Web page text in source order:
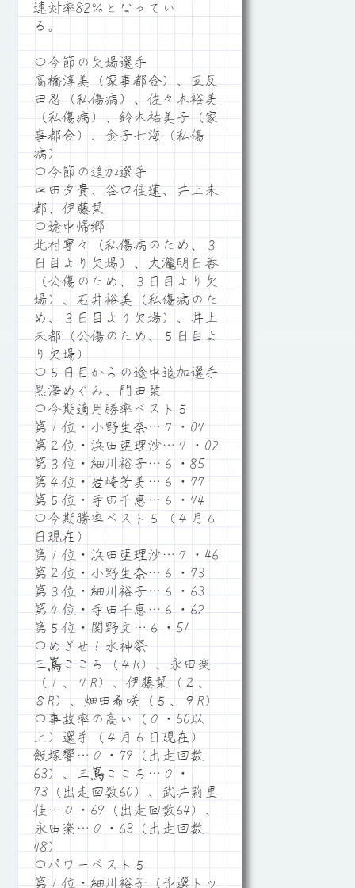
連対率82％となってい
る。
〇今節の欠場選手
高橋淳美（家事都合）、五反
田忍（私傷病）、佐々木裕美
（私傷病）、鈴木祐美子（家
事都合）、金子七海（私傷
病）
〇今節の追加選手
中田夕貴、谷口佳蓮、井上未
都、伊藤栞
〇途中帰郷
北村寧々（私傷病のため、３
日目より欠場）、大瀧明日香
（公傷のため、３日目より欠
場）、石井裕美（私傷病のた
め、３日目より欠場）、井上
未都（公傷のため、５日目よ
り欠場）
〇５日目からの途中追加選手
黒澤めぐみ、門田栞
〇今期適用勝率ベスト５
第１位・小野生奈…７・07
第２位・浜田亜理沙…７・02
第３位・細川裕子…６・85
第４位・岩崎芳美…６・77
第５位・寺田千恵…６・74
〇今期勝率ベスト５（４月６
日現在）
第１位・浜田亜理沙…７・46
第２位・小野生奈…６・73
第３位・細川裕子…６・63
第４位・寺田千恵…６・62
第５位・関野文…６・51
〇めざせ！水神祭
三嶌こころ（４R）、永田楽
（１、７R）、伊藤栞（２、
８R）、畑田希咲（５、９R）
〇事故率の高い（０・50以
上）選手（４月６日現在）
飯塚響…０・79（出走回数
63）、三嶌こころ…０・
73（出走回数60）、武井莉里
佳…０・69（出走回数64）、
永田楽…０・63（出走回数
48）
〇パワーベスト５
第１位・細川裕子（予選トッ